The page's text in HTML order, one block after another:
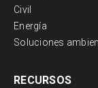
Civil
Energía
Soluciones
RECURSOS